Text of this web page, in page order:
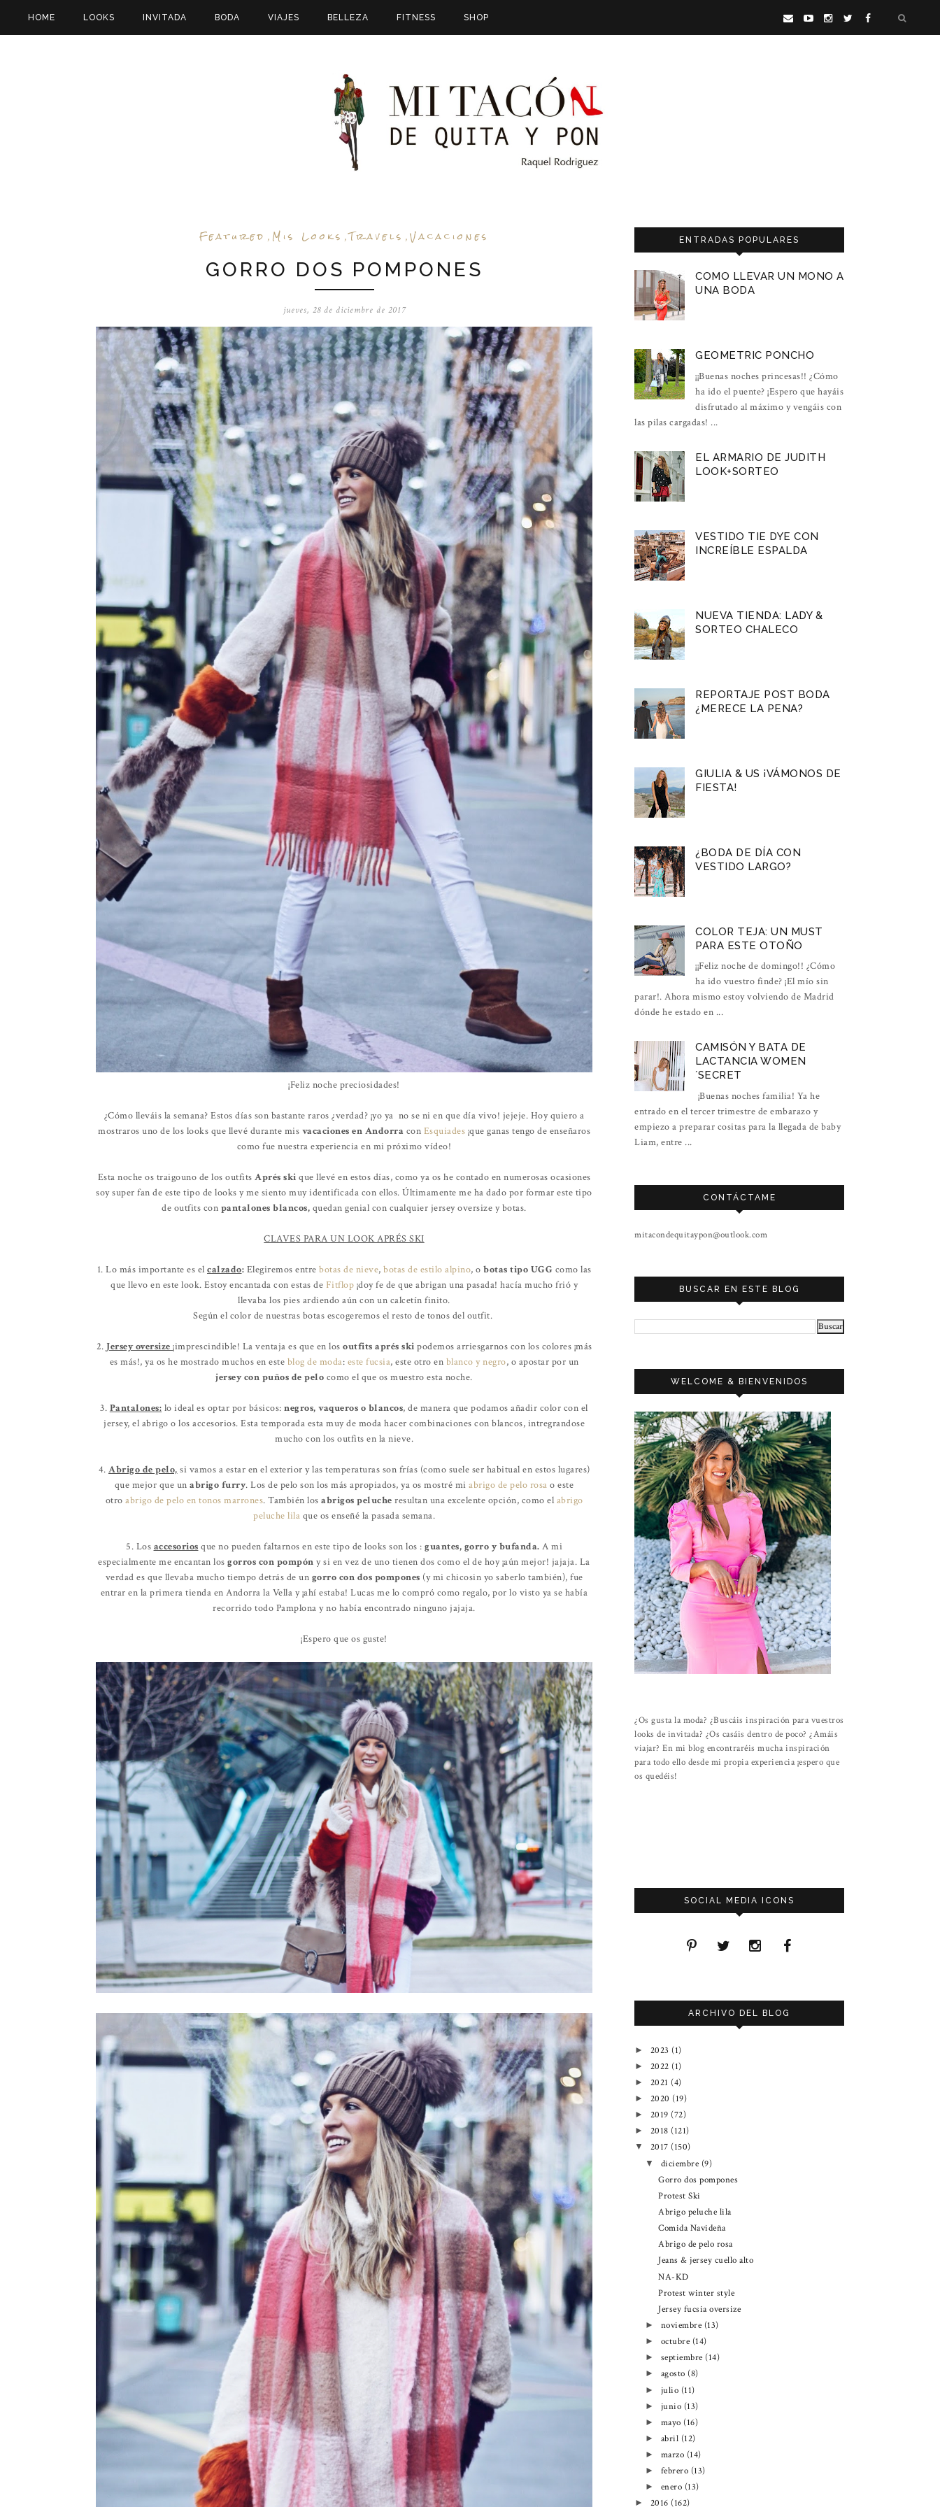
HOME LOOKS INVITADA BODA VIAJES BELLEZA FITNESS SHOP
Featured , Mis Looks ,Travels , Vacaciones
GORRO DOS POMPONES
jueves, 28 de diciembre de 2017
¡Feliz noche preciosidades!
¿Cómo lleváis la semana? Estos días son bastante raros ¿verdad? ¡yo ya no se ni en que día vivo! jejeje. Hoy quiero a
mostraros uno de los looks que llevé durante mis vacaciones en Andorra con Esquiades ¡que ganas tengo de enseñaros
como fue nuestra experiencia en mi próximo vídeo!
Esta noche os traigouno de los outfits Aprés ski que llevé en estos días, como ya os he contado en numerosas ocasiones
soy super fan de este tipo de looks y me siento muy identificada con ellos. Últimamente me ha dado por formar este tipo
de outfits con pantalones blancos, quedan genial con cualquier jersey oversize y botas.
CLAVES PARA UN LOOK APRÉS SKI
1. Lo más importante es el calzado: Elegiremos entre botas de nieve, botas de estilo alpino, o botas tipo UGG como las
que llevo en este look. Estoy encantada con estas de Fitflop ¡doy fe de que abrigan una pasada! hacía mucho frió y
llevaba los pies ardiendo aún con un calcetín finito.
Según el color de nuestras botas escogeremos el resto de tonos del outfit.
2. Jersey oversize ¡imprescindible! La ventaja es que en los outfits aprés ski podemos arriesgarnos con los colores ¡más
es más!, ya os he mostrado muchos en este blog de moda: este fucsia, este otro en blanco y negro, o apostar por un
jersey con puños de pelo como el que os muestro esta noche.
3. Pantalones: lo ideal es optar por básicos: negros, vaqueros o blancos, de manera que podamos añadir color con el
jersey, el abrigo o los accesorios. Esta temporada esta muy de moda hacer combinaciones con blancos, intregrandose
mucho con los outfits en la nieve.
4. Abrigo de pelo, si vamos a estar en el exterior y las temperaturas son frías (como suele ser habitual en estos lugares)
que mejor que un abrigo furry. Los de pelo son los más apropiados, ya os mostré miabrigo de pelo rosa o este
otro abrigo de pelo en tonos marrones. También los abrigos peluche resultan una excelente opción, como el abrigo
peluche lila que os enseñé la pasada semana.
5. Los accesorios que no pueden faltarnos en este tipo de looks son los : guantes, gorro y bufanda. A mi
especialmente me encantan losgorros con pompón y si en vez de uno tienen dos como el de hoy ¡aún mejor! jajaja. La
verdad es que llevaba mucho tiempo detrás de un gorro con dos pompones (y mi chicosin yo saberlo también), fue
entrar en la primera tienda en Andorra la Vella y ¡ahí estaba! Lucas me lo compró como regalo, por lo visto ya se había
recorrido todo Pamplona y no había encontrado ninguno jajaja.
¡Espero que os guste!
ENTRADAS POPULARES
COMO LLEVAR UN MONO A
UNA BODA
GEOMETRIC PONCHO
¡¡Buenas noches princesas!! ¿Cómo
ha ido el puente? ¡Espero que hayáis
disfrutado al máximo y vengáis con
las pilas cargadas! ...
EL ARMARIO DE JUDITH
LOOK+SORTEO
VESTIDO TIE DYE CON
INCREÍBLE ESPALDA
NUEVA TIENDA: LADY &
SORTEO CHALECO
REPORTAJE POST BODA
¿MERECE LA PENA?
GIULIA & US ¡VÁMONOS DE
FIESTA!
¿BODA DE DÍA CON
VESTIDO LARGO?
COLOR TEJA: UN MUST
PARA ESTE OTOÑO
¡¡Feliz noche de domingo!! ¿Cómo
ha ido vuestro finde? ¡El mío sin
parar!. Ahora mismo estoy volviendo de Madrid
dónde he estado en ...
CAMISÓN Y BATA DE
LACTANCIA WOMEN
´SECRET
¡Buenas noches familia! Ya he
entrado en el tercer trimestre de embarazo y
empiezo a preparar cositas para la llegada de baby
Liam, entre ...
CONTÁCTAME
mitacondequitaypon@outlook.com
BUSCAR EN ESTE BLOG
WELCOME & BIENVENIDOS
¿Os gusta la moda? ¿Buscáis inspiración para vuestros
looks de invitada? ¿Os casáis dentro de poco? ¿Amáis
viajar? En mi blog encontraréis mucha inspiración
para todo ello desde mi propia experiencia ¡espero que
os quedéis!
SOCIAL MEDIA ICONS
ARCHIVO DEL BLOG
► 2023 (1)
► 2022 (1)
► 2021 (4)
► 2020 (19)
► 2019 (72)
► 2018 (121)
▼ 2017 (150)
▼ diciembre (9)
Gorro dos pompones
Protest Ski
Abrigo peluche lila
Comida Navideña
Abrigo de pelo rosa
Jeans & jersey cuello alto
NA-KD
Protest winter style
Jersey fucsia oversize
► noviembre (13)
► octubre (14)
► septiembre (14)
► agosto (8)
► julio (11)
► junio (13)
► mayo (16)
► abril (12)
► marzo (14)
► febrero (13)
► enero (13)
► 2016 (162)